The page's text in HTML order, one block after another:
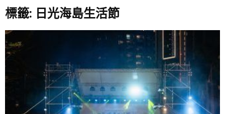
標籤: 日光海島生活節